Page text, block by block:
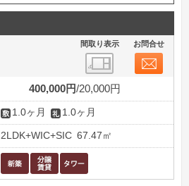
間取り表示 お問合せ
400,000円 20,000円
1.0ヶ月 1.0ヶ月
2LDK+WIC+SIC 67.47㎡